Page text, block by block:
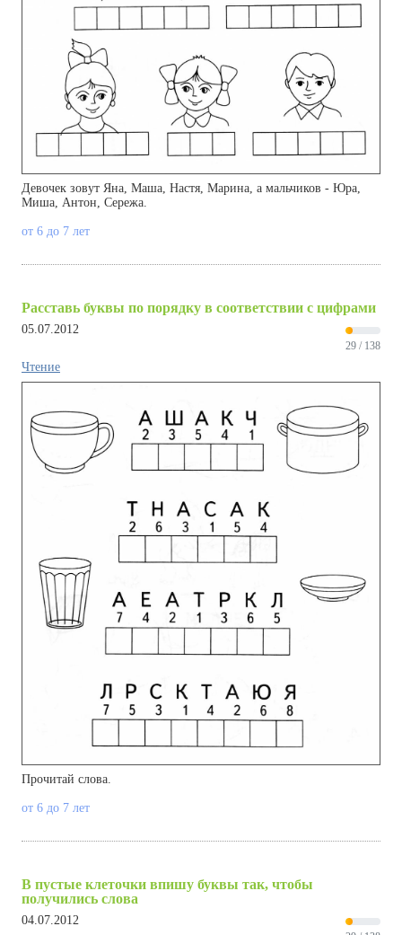
Девочек зовут Яна, Маша, Настя, Марина, а мальчиков - Юра,
Миша, Антон, Сережа.
от 6 до 7 лет
Расставь буквы по порядку в соответствии с цифрами
05.07.2012
29 / 138
Чтение
Прочитай слова.
от 6 до 7 лет
В пустые клеточки впишу буквы так, чтобы
получились слова
04.07.2012